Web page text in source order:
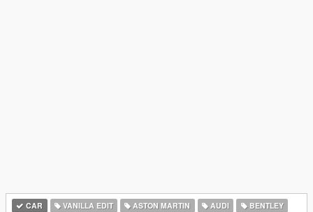
CAR VANILLA EDIT ASTON MARTIN AUDI
BENTLEY